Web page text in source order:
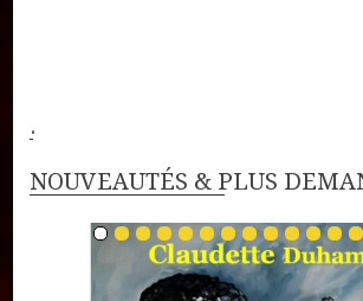
.
NOUVEAUTÉS & PLUS